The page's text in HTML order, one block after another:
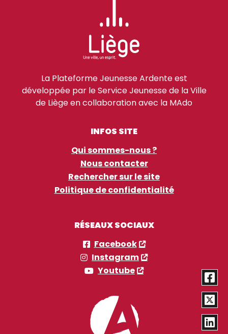
La Plateforme Jeunesse Ardente est
développée par le Service Jeunesse de la Ville
de Liège en collaboration avec la MAdo
INFOS SITE
Qui sommes-nous ?
Nous contacter
Rechercher sur le site
Politique de confidentialité
RÉSEAUX SOCIAUX
Facebook
Instagram
Youtube